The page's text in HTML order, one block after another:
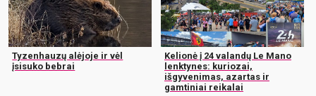
Tyzenhauzų alėjoje ir vėl
įsisuko bebrai
Kelionė į 24 valandų Le Mano
lenktynes: kuriozai,
išgyvenimas, azartas ir
gamtiniai reikalai